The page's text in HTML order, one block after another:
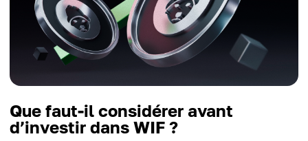
Que faut-il considérer avant
d’investir dans WIF ?